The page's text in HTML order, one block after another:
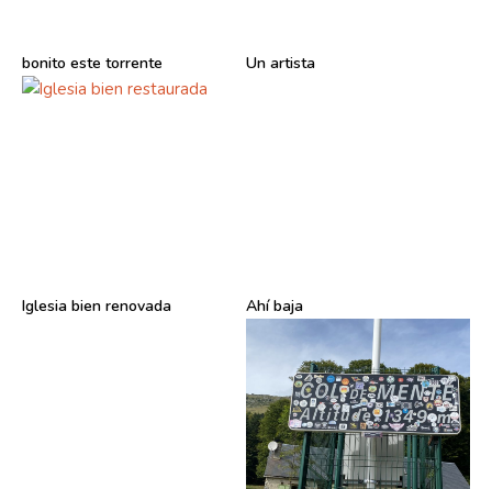
bonito este torrente Un artista
Iglesia bien renovada Ahí baja